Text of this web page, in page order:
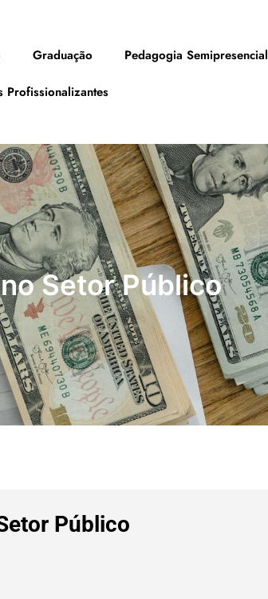
Graduação Pedagogia Semipresencial
Profissionalizantes
Setor Público
Público